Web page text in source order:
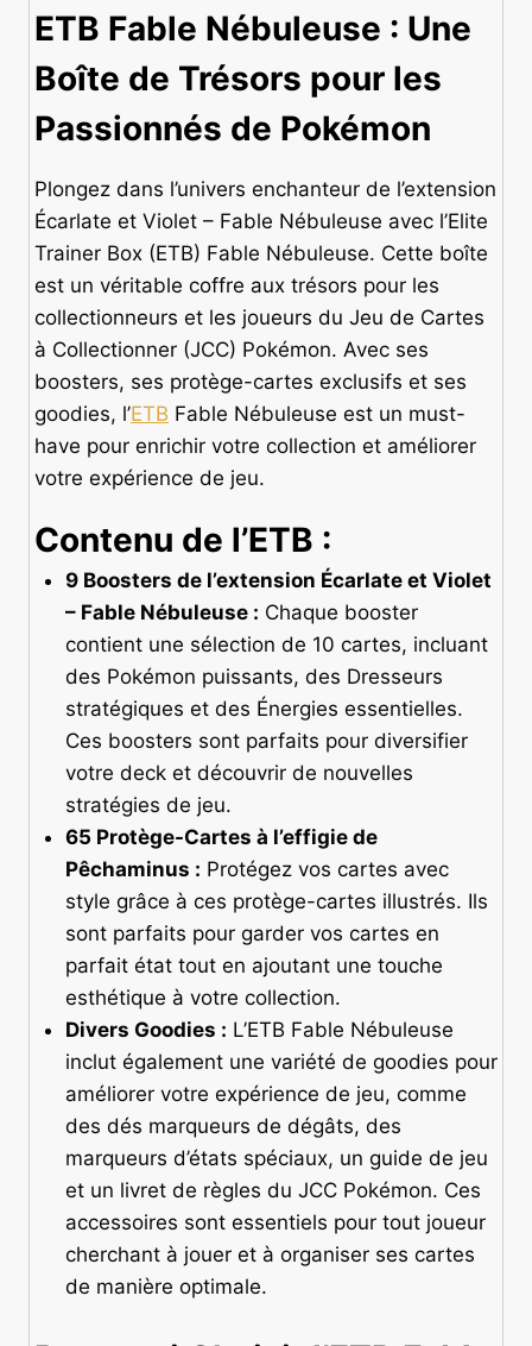
ETB Fable Nébuleuse : Une
Boîte de Trésors pour les
Passionnés de Pokémon
Plongez dans l’univers enchanteur de l’extension
Écarlate et Violet – Fable Nébuleuse avec l’Elite
Trainer Box (ETB) Fable Nébuleuse. Cette boîte
est un véritable coffre aux trésors pour les
collectionneurs et les joueurs du Jeu de Cartes
à Collectionner (JCC) Pokémon. Avec ses
boosters, ses protège-cartes exclusifs et ses
goodies, l’ETB Fable Nébuleuse est un must-
have pour enrichir votre collection et améliorer
votre expérience de jeu.
Contenu de l’ETB :
9 Boosters de l’extension Écarlate et Violet
– Fable Nébuleuse : Chaque booster
contient une sélection de 10 cartes, incluant
des Pokémon puissants, des Dresseurs
stratégiques et des Énergies essentielles.
Ces boosters sont parfaits pour diversifier
votre deck et découvrir de nouvelles
stratégies de jeu.
65 Protège-Cartes à l’effigie de
Pêchaminus : Protégez vos cartes avec
style grâce à ces protège-cartes illustrés. Ils
sont parfaits pour garder vos cartes en
parfait état tout en ajoutant une touche
esthétique à votre collection.
Divers Goodies : L’ETB Fable Nébuleuse
inclut également une variété de goodies pour
améliorer votre expérience de jeu, comme
des dés marqueurs de dégâts, des
marqueurs d’états spéciaux, un guide de jeu
et un livret de règles du JCC Pokémon. Ces
accessoires sont essentiels pour tout joueur
cherchant à jouer et à organiser ses cartes
de manière optimale.